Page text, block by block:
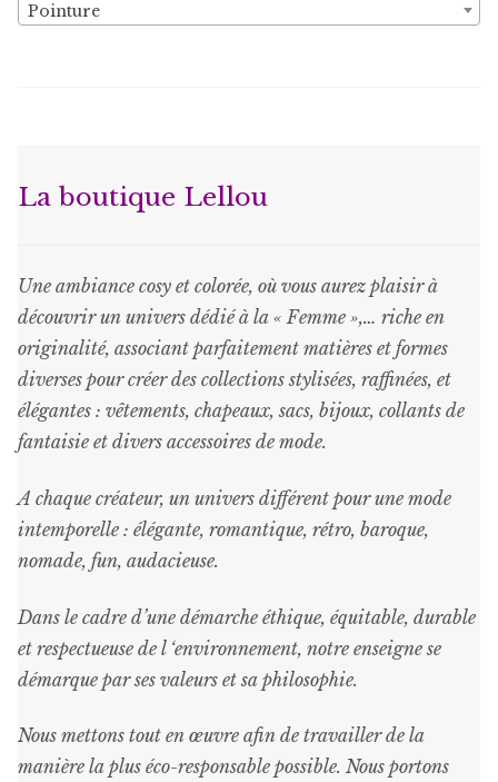
Pointure
La boutique Lellou
Une ambiance cosy et colorée, où vous aurez plaisir à
découvrir un univers dédié à la « Femme »,… riche en
originalité, associant parfaitement matières et formes
diverses pour créer des collections stylisées, raffinées, et
élégantes : vêtements, chapeaux, sacs, bijoux, collants de
fantaisie et divers accessoires de mode.
A chaque créateur, un univers différent pour une mode
intemporelle : élégante, romantique, rétro, baroque,
nomade, fun, audacieuse.
Dans le cadre d’une démarche éthique, équitable, durable
et respectueuse de l ‘environnement, notre enseigne se
démarque par ses valeurs et sa philosophie.
Nous mettons tout en œuvre afin de travailler de la
manière la plus éco-responsable possible. Nous portons